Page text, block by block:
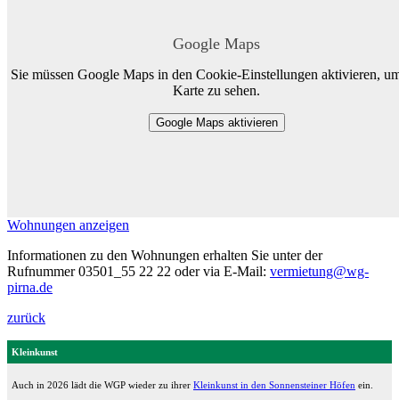
Google Maps
Sie müssen Google Maps in den Cookie-Einstellungen aktivieren,
Karte zu sehen.
Google Maps aktivieren
Wohnungen anzeigen
Informationen zu den Wohnungen erhalten Sie unter der
Rufnummer 03501_55 22 22 oder via E-Mail: vermietung@wg-
pirna.de
zurück
Kleinkunst
Auch in 2026 lädt die WGP wieder zu ihrer Kleinkunst in den Sonnensteiner Höfen ein.